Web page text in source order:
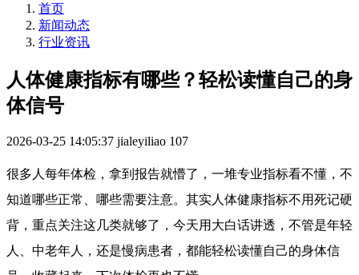
首页
新闻动态
行业资讯
人体健康指标有哪些？轻松读懂自己的身
体信号
2026-03-25 14:05:37 jialeyiliao 107
很多人每年体检，拿到报告就懵了，一堆专业指标看不懂，不
知道哪些正常、哪些需要注意。其实人体健康指标不用死记硬
背，重点关注这几类就够了，今天用大白话讲透，不管是年轻
人、中老年人，还是慢病患者，都能轻松读懂自己的身体信